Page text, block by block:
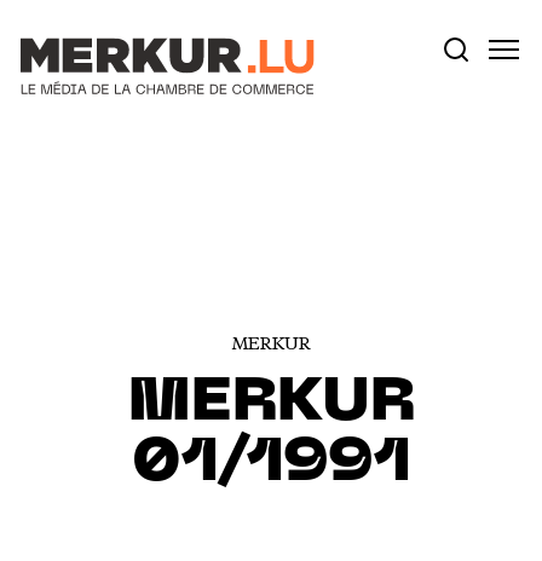
MERKUR
MERKUR
01/1991